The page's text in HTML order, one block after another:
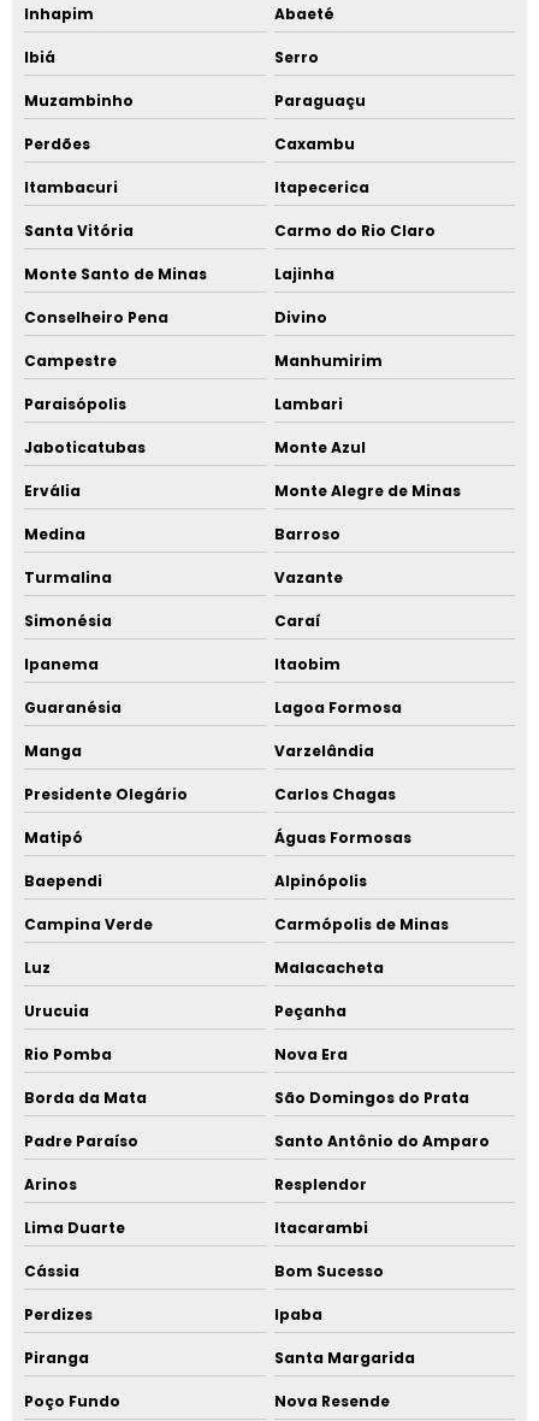
Inhapim Abaeté
Ibiá Serro
Muzambinho Paraguaçu
Perdões Caxambu
Itambacuri Itapecerica
Santa Vitória Carmo do Rio Claro
Monte Santo de Minas Lajinha
Conselheiro Pena Divino
Campestre Manhumirim
Paraisópolis Lambari
Jaboticatubas Monte Azul
Ervália Monte Alegre de Minas
Medina Barroso
Turmalina Vazante
Simonésia Caraí
Ipanema Itaobim
Guaranésia Lagoa Formosa
Manga Varzelândia
Presidente Olegário Carlos Chagas
Matipó Águas Formosas
Baependi Alpinópolis
Campina Verde Carmópolis de Minas
Luz Malacacheta
Urucuia Peçanha
Rio Pomba Nova Era
Borda da Mata São Domingos do Prata
Padre Paraíso Santo Antônio do Amparo
Arinos Resplendor
Lima Duarte Itacarambi
Cássia Bom Sucesso
Perdizes Ipaba
Piranga Santa Margarida
Poço Fundo Nova Resende